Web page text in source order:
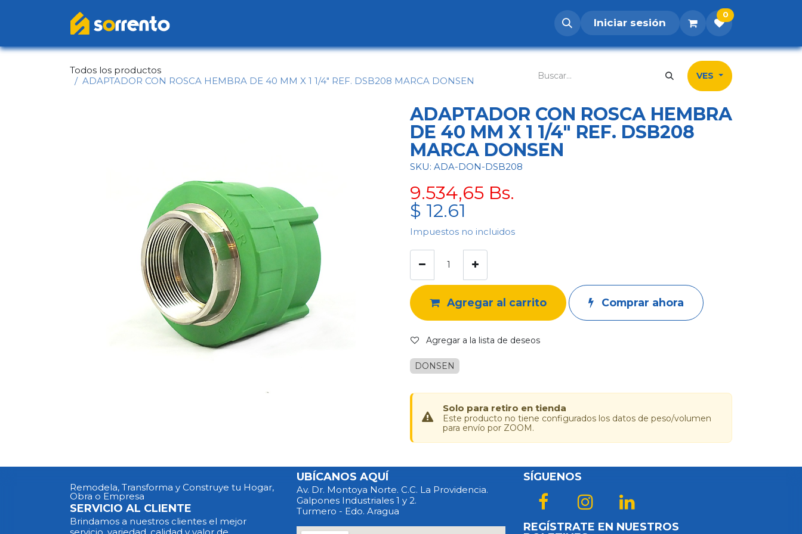
Postúlate Inicio Tienda
Iniciar sesión
0
Todos los productos
ADAPTADOR CON ROSCA HEMBRA DE 40 MM X 1 1/4" REF. DSB208 MARCA DONSEN
VES
ADAPTADOR CON ROSCA HEMBRA
DE 40 MM X 1 1/4" REF. DSB208
MARCA DONSEN
SKU: ADA-DON-DSB208
9.534,65 Bs.
$ 12.61
Impuestos no incluidos
Agregar al carrito Comprar ahora
Agregar a la lista de deseos
DONSEN
Solo para retiro en tienda
Este producto no tiene configurados los datos de peso/volumen
para envío por ZOOM.
Remodela, Transforma y Construye tu Hogar,
Obra o Empresa
SERVICIO AL CLIENTE
Brindamos a nuestros clientes el mejor
UBÍCANOS AQUÍ
Av. Dr. Montoya Norte. C.C. La Providencia.
Galpones Industriales 1 y 2.
Turmero - Edo. Aragua
SÍGUENOS
REGÍSTRATE EN NUESTROS